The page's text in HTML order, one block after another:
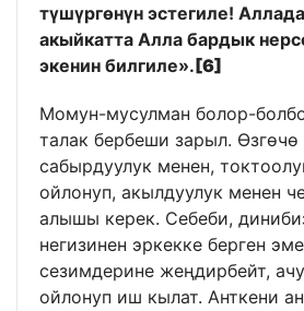
түшүргөнүн эстегиле!
акыйкатта Алла бардык
экенин билгиле». [6]
Момун-мусулман болор-
талак бербеши зарыл. Өзгөчө
сабырдуулук менен,
ойлонуп, акылдуулук менен
алышы керек. Себеби,
негизинен эркекке берген
сезимдерине жеңдирбейт,
ойлонуп иш кылат. Анткени